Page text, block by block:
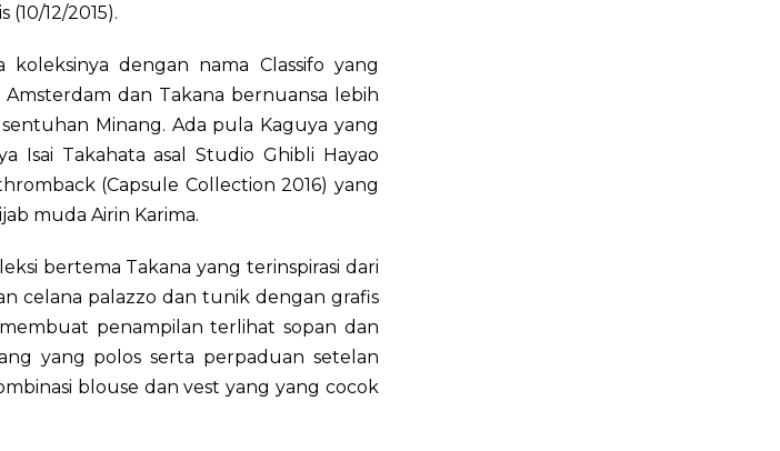
(10/12/2015).
dengan nama Classifo yang
dan Takana bernuansa lebih
Minang. Ada pula Kaguya yang
Isai Takahata asal Studio Ghibli Hayao
(Capsule Collection 2016) yang
muda Airin Karima.
bertema Takana yang terinspirasi dari
celana palazzo dan tunik dengan grafis
penampilan terlihat sopan dan
yang polos serta perpaduan setelan
blouse dan vest yang yang cocok